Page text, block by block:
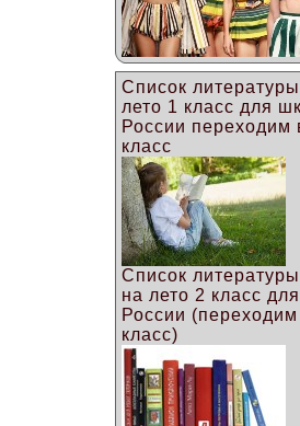
Список
лето 1 класс для
России переходим
класс
Список
на лето 2 класс
России
класс)